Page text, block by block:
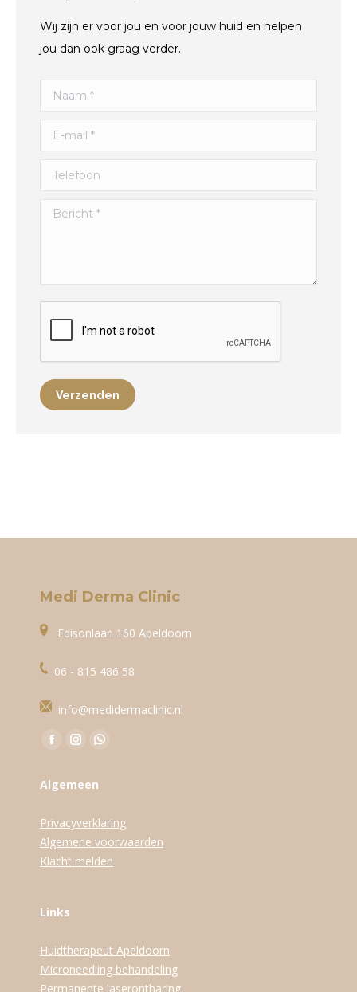
Wij zijn er voor jou en voor jouw huid en helpen
jou dan ook graag verder.
Naam *
E-mail *
Telefoon
Bericht *
Verzenden
Medi Derma Clinic
Edisonlaan 160 Apeldoorn
06 - 815 486 58
info@medidermaclinic.nl
Vind ons op:
Facebook
opens
new
window
Instagram
opens
new
window
WhatsApp
new
window
Algemeen
Privacyverklaring
Algemene voorwaarden
Klacht melden
Links
Huidtherapeut Apeldoorn
Microneedling behandeling
Permanente laserontharing